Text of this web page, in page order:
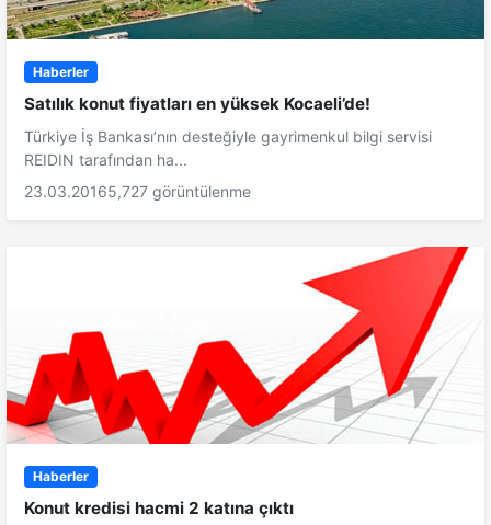
Haberler
Satılık konut fiyatları en yüksek Kocaeli’de!
Türkiye İş Bankası’nın desteğiyle gayrimenkul bilgi servisi
REIDIN tarafından ha...
23.03.20165,727 görüntülenme
Haberler
Konut kredisi hacmi 2 katına çıktı